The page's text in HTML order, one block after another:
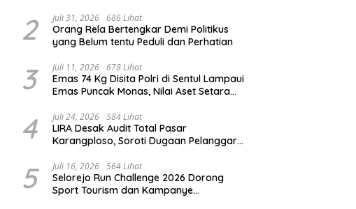
2 Juli 31, 2026 686 Lihat
Orang Rela Bertengkar Demi Politikus
yang Belum tentu Peduli dan Perhatian
3 Juli 11, 2026 678 Lihat
Emas 74 Kg Disita Polri di Sentul Lampaui
Emas Puncak Monas, Nilai Aset Setara
4 Juli 24, 2026 584 Lihat
LIRA Desak Audit Total Pasar
Karangploso, Soroti Dugaan Pelanggaran
5 Juli 16, 2026 564 Lihat
Selorejo Run Challenge 2026 Dorong
Sport Tourism dan Kampanye